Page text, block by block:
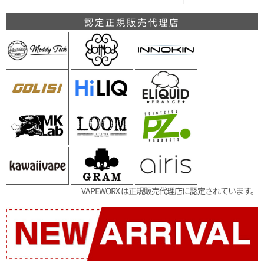
認定正規販売代理店
VAPEWORX は正規販売代理店に認定されています。